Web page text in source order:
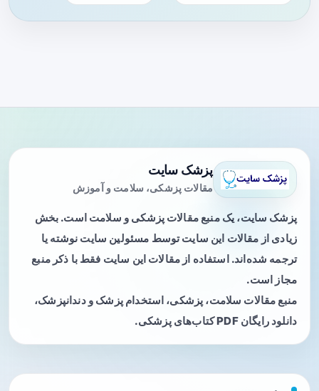
پزشک سایت
مقالات پزشکی، سلامت و آموزش
پزشک سایت، یک منبع مقالات پزشکی و سلامت است. بخش
زیادی از مقالات این سایت توسط مسئولین سایت نوشته یا
ترجمه شده‌اند. استفاده از مقالات این سایت فقط با ذکر منبع
مجاز است.
منبع مقالات سلامت، پزشکی، استخدام پزشک و دندانپزشک،
دانلود رایگان PDF کتاب‌های پزشکی.